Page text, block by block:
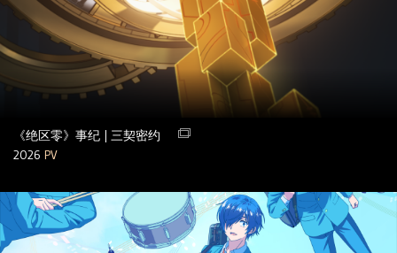
《绝区零》事纪 | 三契密约
2026 PV